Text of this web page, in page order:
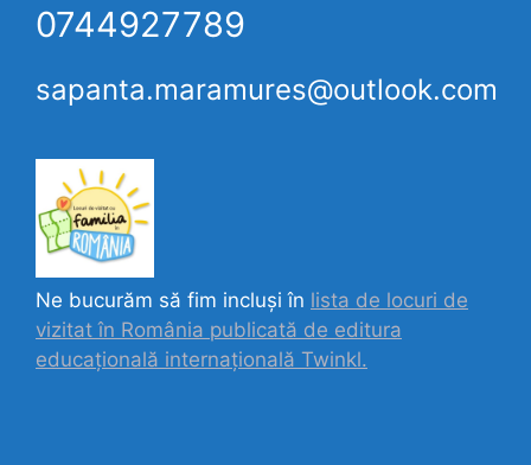
0744927789
sapanta.maramures@outlook.com
Ne bucurăm să fim incluși în lista de locuri de
vizitat în România publicată de editura
educațională internațională Twinkl.